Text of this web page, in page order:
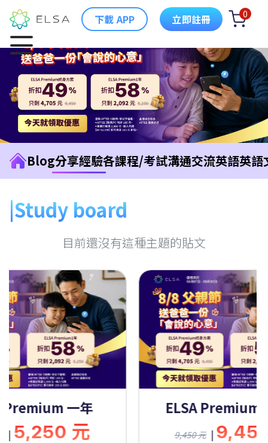
下載 APP 立即註冊 0
Blog分享經驗各課程/考試溝通交流英語英語
Study board
目前還沒有這種主題的貼文
一年
元
ELSA Premium 終
9,450 元 |9,450